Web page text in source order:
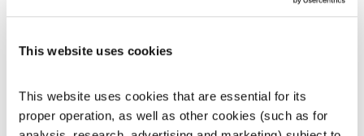
This website uses cookies
This website uses cookies that are essential for its
proper operation, as well as other cookies (such as for
כל יום מחדש – 15.6.22
כל יום מחדש
אמיר פרי